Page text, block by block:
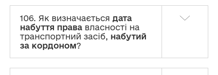
106. Як визначається дата
набуття права власності на
транспортний засіб, набутий
за кордоном?